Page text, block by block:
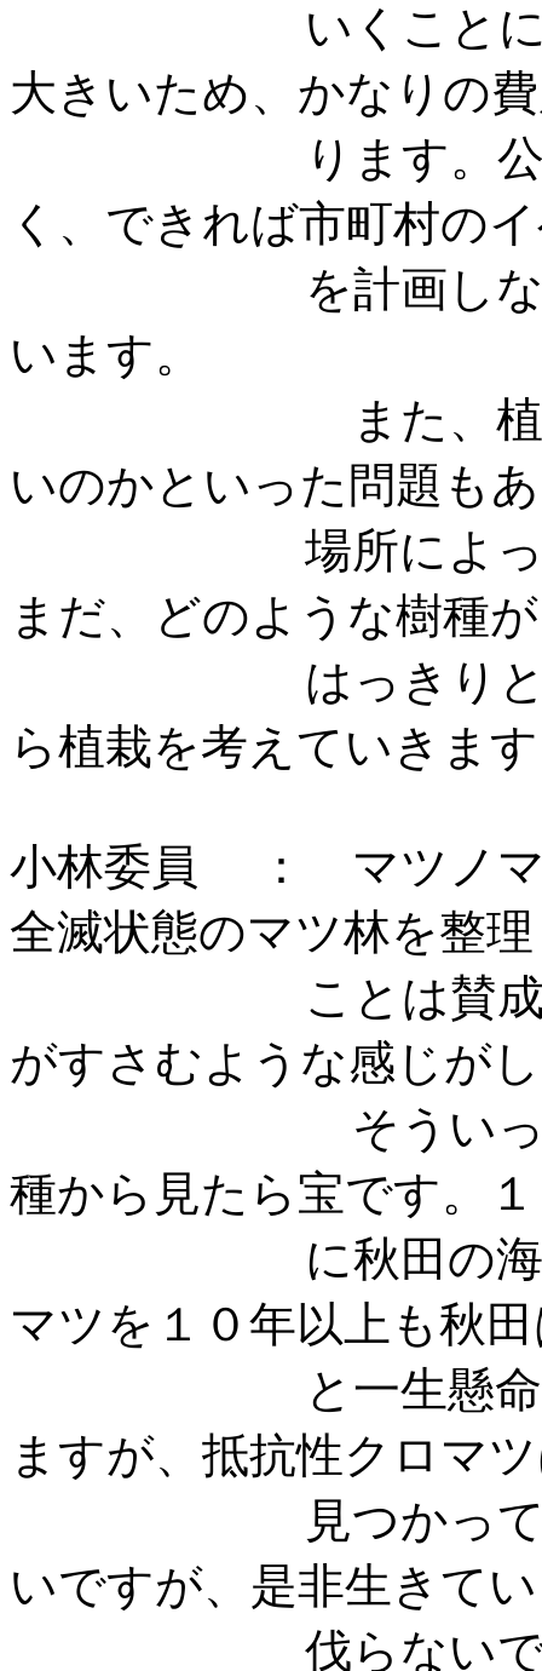
いくことになっ
大きいため、かなりの
ります。公的な
く、できれば市町村の
を計画しながら
いま
また、植える樹
いのかといった問題も
場所によっては
まだ、どのような樹種
はっきりと言え
ら植栽を考えてい
小林委員 ： マツノマ
全滅状態のマツ林を整
ことは賛成です
がすさむような感じが
そういった所で
種から見たら宝です。
に秋田の海岸松
マツを１０年以上も秋
と一生懸命森林
ますが、抵抗性クロマ
見つかっていま
いですが、是非生きて
伐らないでほ